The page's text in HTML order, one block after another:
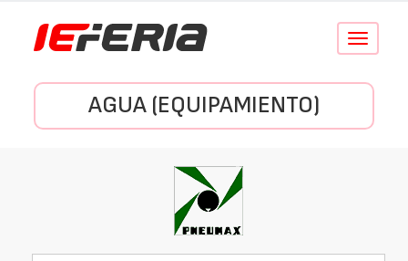
Conmutar
AGUA (EQUIPAMIENTO)